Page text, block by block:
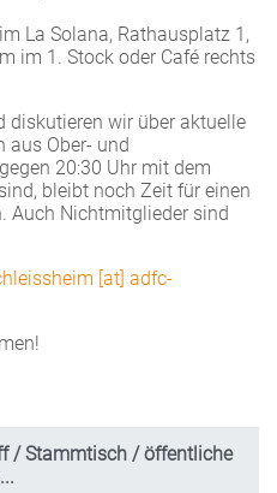
La Solana, Rathausplatz 1,
im 1. Stock oder Café rechts
diskutieren wir über aktuelle
aus Ober- und
20:30 Uhr mit dem
bleibt noch Zeit für einen
Auch Nichtmitglieder sind
[at] adfc-
/ Stammtisch / öffentliche